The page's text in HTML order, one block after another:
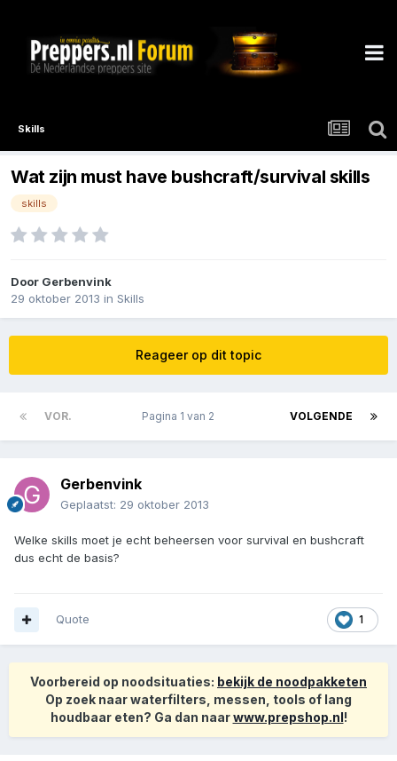
Skills
Wat zijn must have bushcraft/survival skills
skills
Door Gerbenvink
29 oktober 2013 in Skills
Reageer op dit topic
VOR. VOLGENDE
Pagina 1 van 2
Gerbenvink
Geplaatst: 29 oktober 2013
Welke skills moet je echt beheersen voor survival en bushcraft
dus echt de basis?
1
Quote
Voorbereid op noodsituaties: bekijk de noodpakketen
Op zoek naar waterfilters, messen, tools of lang
houdbaar eten? Ga dan naarwww.prepshop.nl!